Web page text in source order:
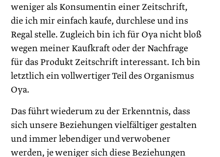
weniger als Konsumentin einer Zeitschrift,
die ich mir einfach kaufe, durchlese und ins
Regal stelle. Zugleich bin ich für Oya nicht bloß
wegen meiner Kaufkraft oder der Nachfrage
für das Produkt Zeitschrift interessant. Ich bin
letztlich ein vollwertiger Teil des Organismus
Oya.
Das führt wiederum zu der Erkenntnis, dass
sich unsere Beziehungen vielfältiger gestalten
und immer lebendiger und verwobener
werden, je weniger sich diese Beziehungen